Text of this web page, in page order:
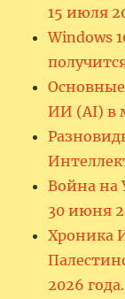
15 июля
Windows
ИИ (AI) в
Война на
30 июня
Хроника
2026 года.